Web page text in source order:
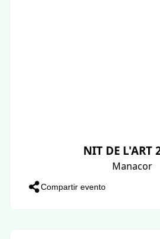
NIT DE L'ART
Manacor
Compartir evento